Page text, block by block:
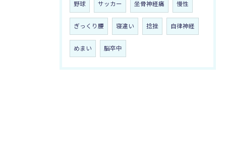
野球 サッカー 坐骨神経痛 慢性
ぎっくり腰 寝違い 捻挫 自律神経
めまい 脳卒中